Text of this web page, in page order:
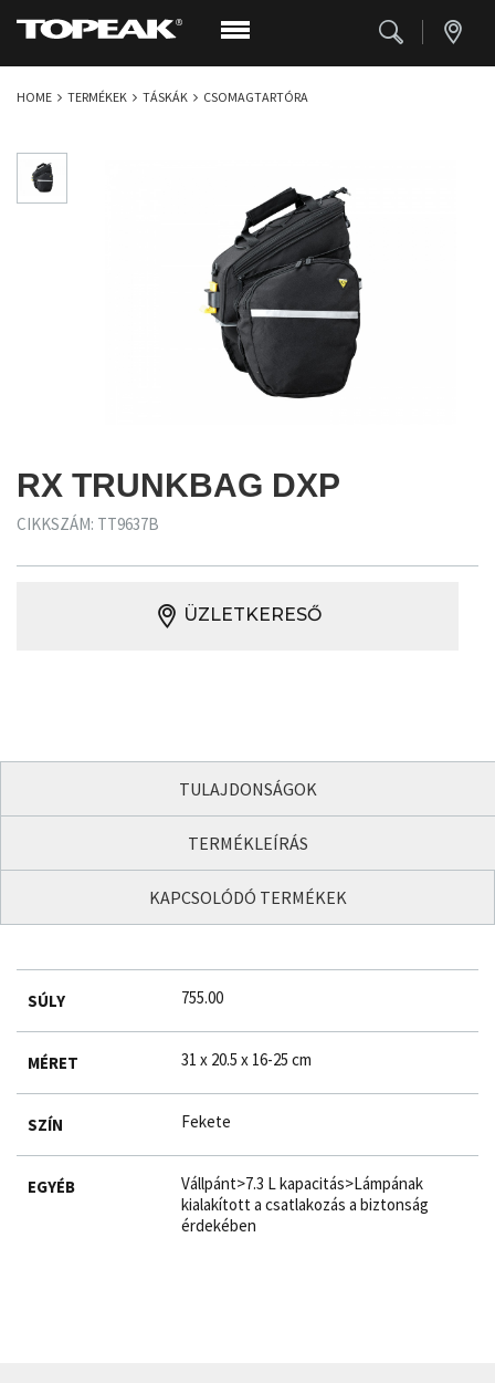
HOME TERMÉKEK TÁSKÁK CSOMAGTARTÓRA
RX TRUNKBAG DXP
CIKKSZÁM: TT9637B
ÜZLETKERESŐ
TULAJDONSÁGOK
TERMÉKLEÍRÁS
KAPCSOLÓDÓ TERMÉKEK
SÚLY 755.00
MÉRET 31 x 20.5 x 16-25 cm
SZÍN Fekete
EGYÉB
Vállpánt>7.3 L kapacitás>Lámpának
kialakított a csatlakozás a biztonság
érdekében